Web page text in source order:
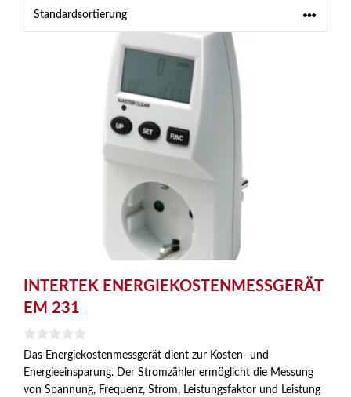
INTERTEK ENERGIEKOSTENMESSGERÄT
EM 231
0
o
n
Das Energiekostenmessgerät dient zur Kosten- und
Energieeinsparung. Der Stromzähler ermöglicht die Messung
von Spannung, Frequenz, Strom, Leistungsfaktor und Leistung